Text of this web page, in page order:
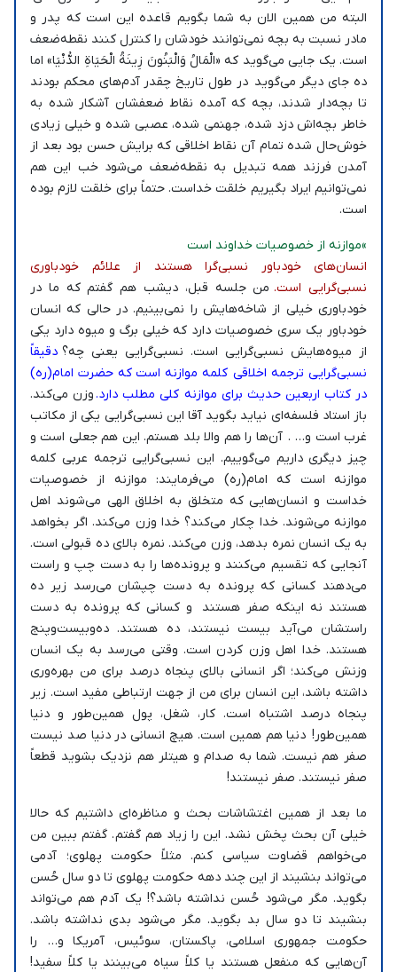
البته من همین الان به شما بگویم قاعده این است که پدر و
مادر نسبت به بچه نمی‌توانند خودشان را کنترل کنند نقطه‌ضعف
است. یک جایی می‌گوید که «الْمَالُ وَالْبَنُونَ زِينَةُ الْحَيَاةِ الدُّنْيَا» اما
ده جای دیگر می‌گوید در طول تاریخ چقدر آدم‌های محکم بودند
تا بچه‌دار شدند،‌ بچه‌ که آمده نقاط ضعفشان آشکار شده به
خاطر بچه‌اش دزد شده، جهنمی شده، عصبی شده و خیلی زیادی
خوش‌حال شده تمام آن نقاط اخلاقی که برایش حسن بود بعد از
آمدن فرزند همه تبدیل به نقطه‌ضعف می‌شود خب این هم
نمی‌توانیم ایراد بگیریم خلقت خداست. حتماً برای خلقت لازم بوده
است.
»موازنه از خصوصیات خداوند است
انسان‌های خودباور نسبی‌گرا هستند از علائم خودباوری
نسبی‌گرایی است. من جلسه قبل، دیشب هم گفتم که ما در
خودباوری خیلی از شاخه‌هایش را نمی‌بینیم. در حالی که انسان
خودباور یک سری خصوصیات دارد که خیلی برگ و میوه دارد یکی
از میوه‌هایش نسبی‌گرایی است. نسبی‌گرایی یعنی چه؟ دقیقاً
نسبی‌گرایی ترجمه اخلاقی کلمه موازنه است که حضرت امام(ره)
در کتاب اربعین حدیث برای موازنه کلی مطلب دارد.وزن می‌کند.
باز استاد فلسفه‌ای نیاید بگوید آقا این نسبی‌گرایی یکی از مکاتب
غرب است و… . آن‌ها را هم والا بلد هستم. این هم جعلی است و
چیز دیگری داریم می‌گوییم. این نسبی‌گرایی ترجمه عربی کلمه
موازنه است که امام(ره) می‌فرمایند: موازنه از خصوصیات
خداست و انسان‌هایی که متخلق به اخلاق الهی می‌شوند اهل
موازنه می‌شوند. خدا چکار می‌کند؟ خدا وزن می‌کند. اگر بخواهد
به یک انسان نمره بدهد، وزن می‌کند. نمره بالای ده قبولی است.
آنجایی که تقسیم می‌کنند و پرونده‌ها را به دست چپ و راست
می‌دهند کسانی که پرونده به دست چپشان می‌رسد زیر ده
هستند نه اینکه صفر هستند و کسانی که پرونده به دست
راستشان می‌آید بیست نیستند، ده هستند. ده‌وبیست‌وپنج
هستند. خدا اهل وزن کردن است. وقتی می‌رسد به یک انسان
وزنش می‌کند؛ اگر انسانی بالای پنجاه درصد برای من بهره‌وری
داشته باشد، این انسان برای من از جهت ارتباطی مفید است. زیر
پنجاه درصد اشتباه است. کار، شغل، پول همین‌طور و دنیا
همین‌طور! دنیا هم همین است. هیچ انسانی در دنیا صد نیست
صفر هم نیست. شما به صدام و هیتلر هم نزدیک بشوید قطعاً
صفر نیستند. صفر نیستند!
ما بعد از همین اغتشاشات بحث و مناظره‌ای داشتیم که حالا
خیلی آن بحث پخش نشد. این را زیاد هم گفتم. گفتم ببین من
می‌خواهم قضاوت سیاسی کنم. مثلاً حکومت پهلوی؛ آدمی
می‌تواند بنشیند از این چند دهه حکومت پهلوی تا دو سال حُسن
بگوید. مگر می‌شود حُسن نداشته باشد؟! یک آدم هم می‌تواند
بنشیند تا دو سال بد بگوید. مگر می‌شود بدی نداشته باشد‌.
حکومت جمهوری اسلامی، پاکستان، سوئیس، آمریکا و… را
آن‌هایی که منفعل هستند یا کلاً سیاه می‌بینند یا کلاً سفید!